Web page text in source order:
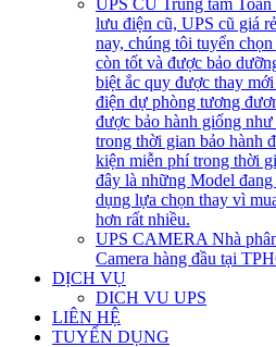
lưu điện cũ, UPS cũ giá
nay, chúng tôi tuyển
còn tốt và được bảo
biệt ắc quy được thay
điện dự phòng tương
được bảo hành giống
trong thời gian bảo hành
kiện miễn phí trong thời
đây là những Model
dụng lựa chọn thay vì
hơn rất nhiều.
UPS CAMERA Nhà
Camera hàng đầu tại
DỊCH VỤ
DICH VU UPS
LIÊN HỆ
TUYỂN DỤNG